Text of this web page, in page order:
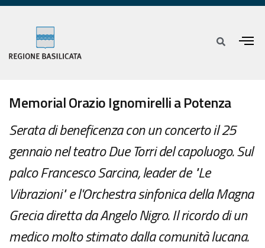
Memorial Orazio Ignomirelli a Potenza
Serata di beneficenza con un concerto il 25
gennaio nel teatro Due Torri del capoluogo. Sul
palco Francesco Sarcina, leader de "Le
Vibrazioni" e l'Orchestra sinfonica della Magna
Grecia diretta da Angelo Nigro. Il ricordo di un
medico molto stimato dalla comunità lucana.